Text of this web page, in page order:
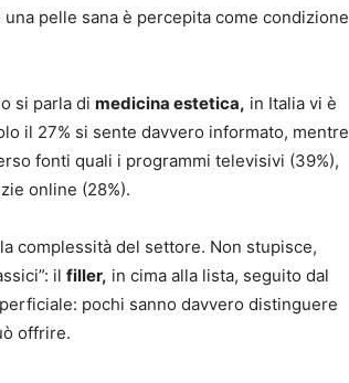
pelle sana è percepita come condizione
si parla di medicina estetica, in Italia vi è
il 27% si sente davvero informato, mentre
fonti quali i programmi televisivi (39%),
online (28%).
complessità del settore. Non stupisce,
il filler, in cima alla lista, seguito dal
pochi sanno davvero distinguere
offrire.